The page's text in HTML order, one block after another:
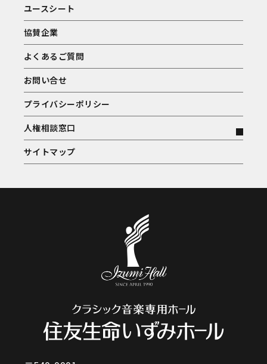
ユースシート
協賛企業
よくあるご質問
お問い合せ
プライバシーポリシー
人権相談窓口
サイトマップ